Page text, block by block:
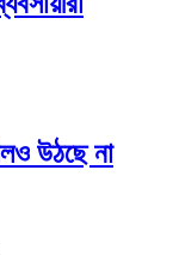
উঠছে না